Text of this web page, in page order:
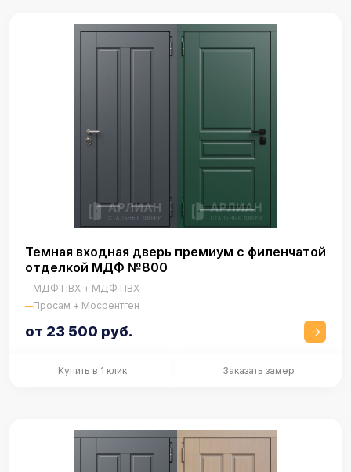
Темная входная дверь премиум с филенчатой
отделкой МДФ №800
МДФ ПВХ + МДФ ПВХ
Просам + Мосрентген
от 23 500 руб.
Купить в 1 клик Заказать замер